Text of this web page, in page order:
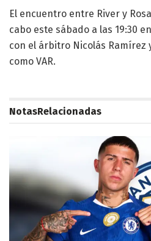
El encuentro entre River y
cabo este sábado a las 19:30
con el árbitro Nicolás Ramírez
como VAR.
NotasRelacionadas